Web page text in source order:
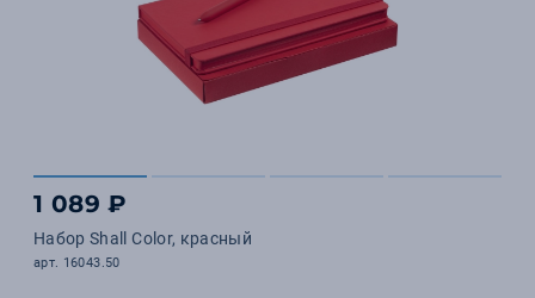
1 089 ₽
Набор Shall Color, красный
арт. 16043.50